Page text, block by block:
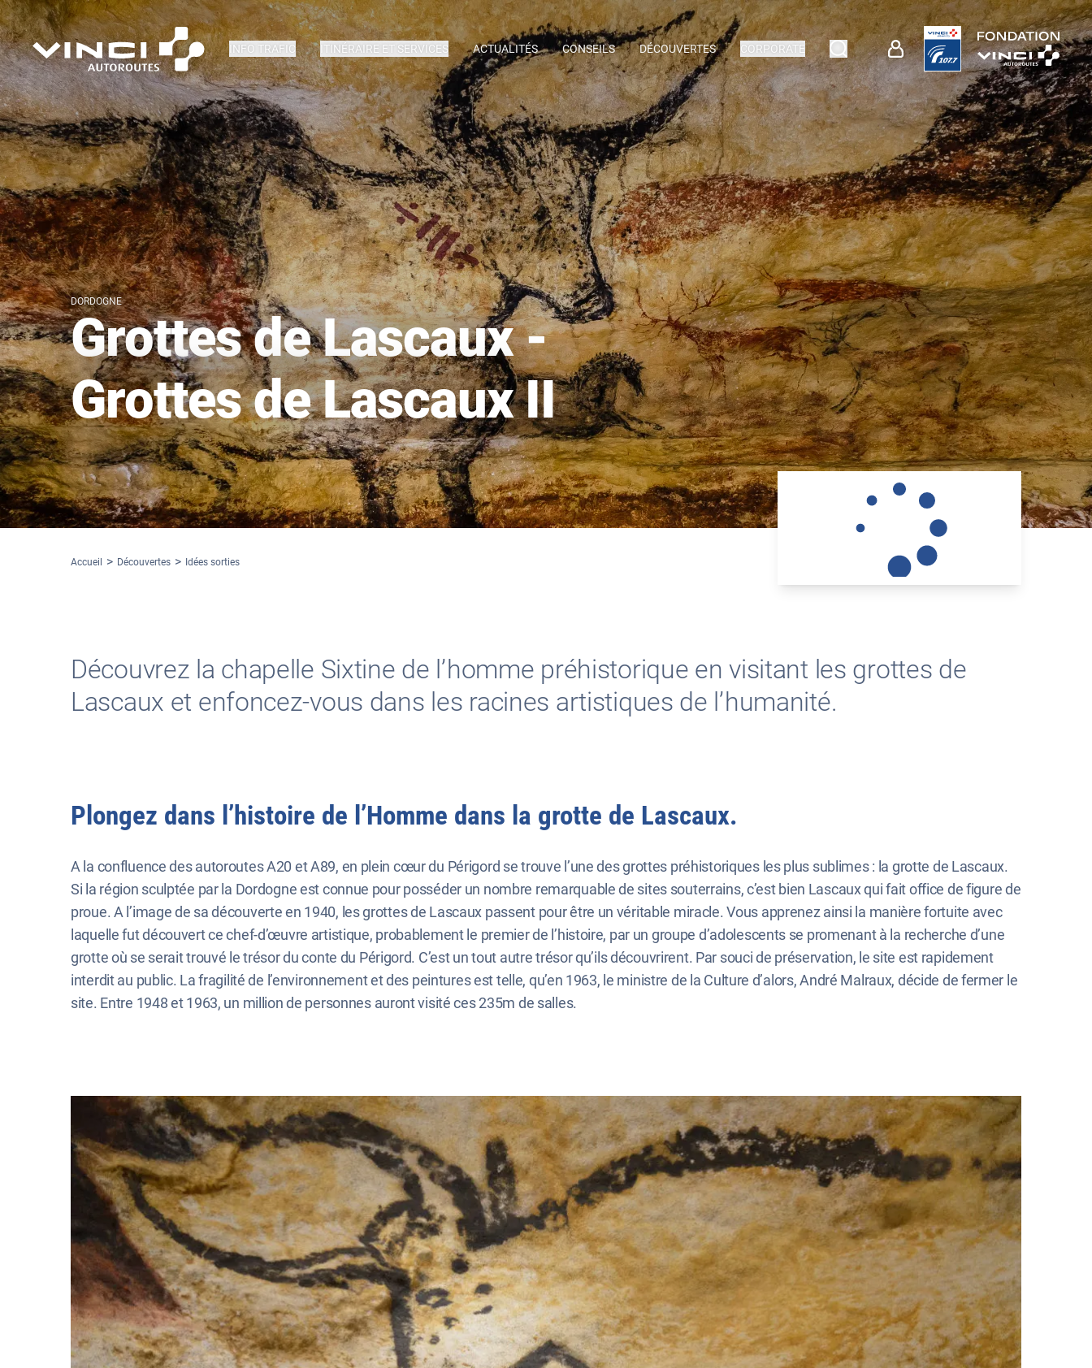
INFO TRAFIC ITINÉRAIRE ET SERVICES ACTUALITÉS CONSEILS DÉCOUVERTES CORPORATE
DORDOGNE
Grottes de Lascaux -
Grottes de Lascaux II
Accueil Découvertes Idées sorties
Découvrez la chapelle Sixtine de l’homme préhistorique en visitant les grottes de
Lascaux et enfoncez-vous dans les racines artistiques de l’humanité.
Plongez dans l’histoire de l’Homme dans la grotte de Lascaux.
A la confluence des autoroutes A20 et A89, en plein cœur du Périgord se trouve l’une des grottes préhistoriques les plus sublimes : la grotte de Lascaux.
Si la région sculptée par la Dordogne est connue pour posséder un nombre remarquable de sites souterrains, c’est bien Lascaux qui fait office de figure de
proue. A l’image de sa découverte en 1940, les grottes de Lascaux passent pour être un véritable miracle. Vous apprenez ainsi la manière fortuite avec
laquelle fut découvert ce chef-d’œuvre artistique, probablement le premier de l’histoire, par un groupe d’adolescents se promenant à la recherche d’une
grotte où se serait trouvé le trésor du conte du Périgord. C’est un tout autre trésor qu’ils découvrirent. Par souci de préservation, le site est rapidement
interdit au public. La fragilité de l’environnement et des peintures est telle, qu’en 1963, le ministre de la Culture d’alors, André Malraux, décide de fermer le
site. Entre 1948 et 1963, un million de personnes auront visité ces 235m de salles.